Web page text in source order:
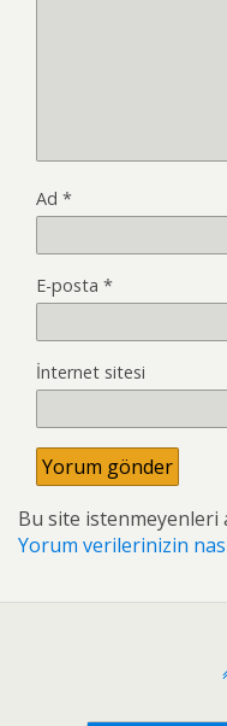
Ad *
E-posta *
İnternet sitesi
Bu site istenmeyenleri
Yorum verilerinizin